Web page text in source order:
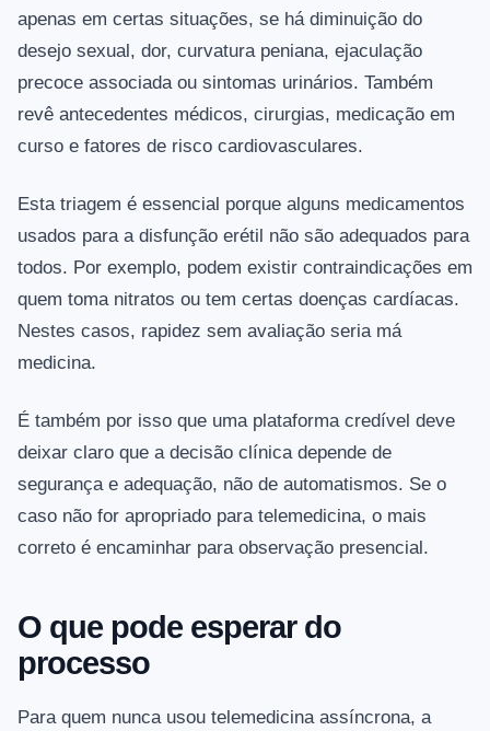
apenas em certas situações, se há diminuição do
desejo sexual, dor, curvatura peniana, ejaculação
precoce associada ou sintomas urinários. Também
revê antecedentes médicos, cirurgias, medicação em
curso e fatores de risco cardiovasculares.
Esta triagem é essencial porque alguns medicamentos
usados para a disfunção erétil não são adequados para
todos. Por exemplo, podem existir contraindicações em
quem toma nitratos ou tem certas doenças cardíacas.
Nestes casos, rapidez sem avaliação seria má
medicina.
É também por isso que uma plataforma credível deve
deixar claro que a decisão clínica depende de
segurança e adequação, não de automatismos. Se o
caso não for apropriado para telemedicina, o mais
correto é encaminhar para observação presencial.
O que pode esperar do
processo
Para quem nunca usou telemedicina assíncrona, a